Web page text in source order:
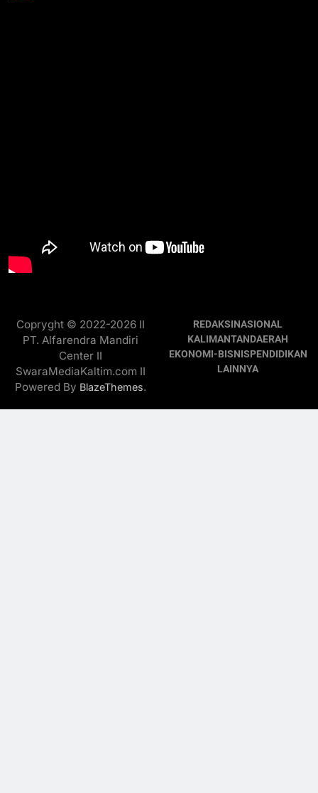
Copryght © 2022-2026 II
PT. Alfarendra Mandiri
Center II
SwaraMediaKaltim.com II
Powered By BlazeThemes.
REDAKSINASIONAL
KALIMANTANDAERAH
EKONOMI-BISNISPENDIDIKAN
LAINNYA